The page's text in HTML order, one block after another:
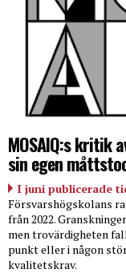
MOSAIQ:s kritik
sin egen
I juni publicerade
Försvarshögskolans
från 2022.
men trovärdigheten
punkt eller i någon
kvalitetskrav.